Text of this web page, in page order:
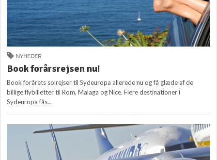
NYHEDER
Book forårsrejsen nu!
Book forårets solrejser til Sydeuropa allerede nu og få glæde af de
billige flybilletter til Rom, Malaga og Nice. Flere destinationer i
Sydeuropa fås...